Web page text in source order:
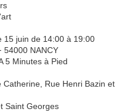
15 juin de 14:00 à 19:00
54000 NANCY
5 Minutes à Pied
Rue Henri Bazin et
Saint Georges